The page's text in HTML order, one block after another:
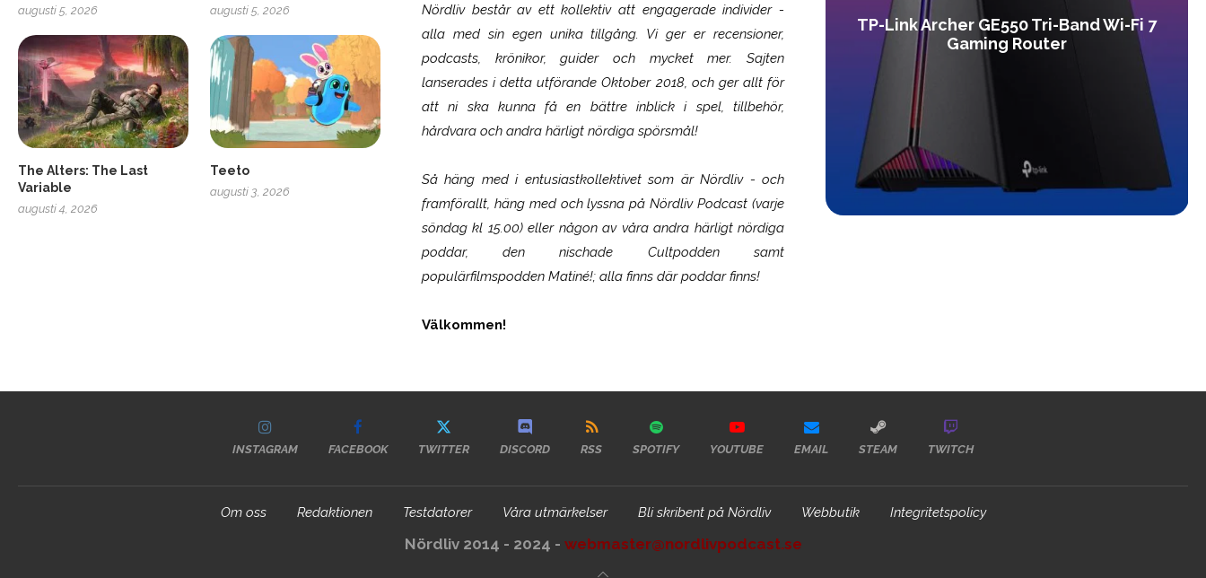
augusti 5, 2026 augusti 5, 2026
The Alters: The Last
Variable
augusti 4, 2026
Teeto
augusti 3, 2026
Nördliv består av ett kollektiv att engagerade individer -
alla med sin egen unika tillgång. Vi ger er recensioner,
podcasts, krönikor, guider och mycket mer. Sajten
lanserades i detta utförande Oktober 2018, och ger allt för
att ni ska kunna få en bättre inblick i spel, tillbehör,
hårdvara och andra härligt nördiga spörsmål!
Så häng med i entusiastkollektivet som ärNördliv- och
framförallt, häng med och lyssna på Nördliv Podcast (varje
söndag kl 15.00) eller någon av våra andra härligt nördiga
poddar, den nischade Cultpodden samt
populärfilmspodden Matiné!; alla finns där poddar finns!
Välkommen!
SCUF Gaming Omega Logitech G316 X 98
TP-Link Archer GE550 Tri-Band Wi-Fi 7
Gaming Router
INSTAGRAM FACEBOOK TWITTER DISCORD RSS SPOTIFY YOUTUBE EMAIL STEAM TWITCH
Om oss Redaktionen Testdatorer Våra utmärkelser Bli skribent på Nördliv Webbutik Integritetspolicy
Nördliv 2014 - 2024 - webmaster@nordlivpodcast.se